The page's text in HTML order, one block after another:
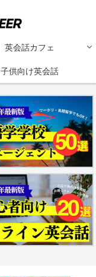
英会話カフェ
子供向け英会話